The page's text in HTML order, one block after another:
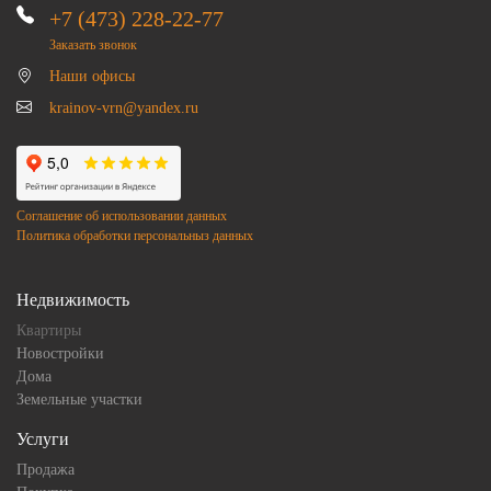
+7 (473) 228-22-77
Заказать звонок
Наши офисы
krainov-vrn@yandex.ru
Соглашение об использовании данных
Политика обработки персональныз данных
Недвижимость
Квартиры
Новостройки
Дома
Земельные участки
Услуги
Продажа